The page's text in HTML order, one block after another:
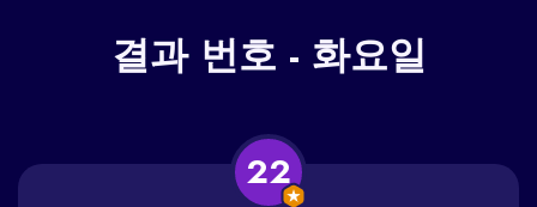
결과번호 - 화요일
22